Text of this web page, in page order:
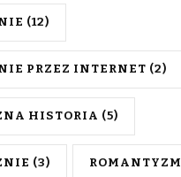
(12)
PRZEZ INTERNET (2)
HISTORIA (5)
(3) ROMANTYZM